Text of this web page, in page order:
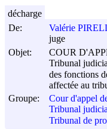
De:
Valérie
juge
Objet:
COUR
Tribunal
des fonctions
affectée au
Groupe:
Cour d'appel
Tribunal
Tribunal de
décharge